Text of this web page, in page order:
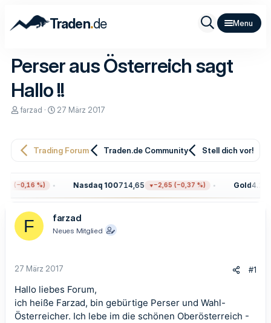
Traden.de
Perser aus Österreich sagt
Hallo !!
E
e
r
farzad
E
e
m
27 März 2017
Trading Forum Traden.de Community Stell dich vor!
(−0,16 %) Nasdaq 100714,65 −2,65 (−0,37 %) Gold
F farzad
Neues Mitglied
27 März 2017 #1
Hallo liebes Forum,
ich heiße Farzad, bin gebürtige Perser und Wahl-
Österreicher. Ich lebe im die schönen Oberösterreich -